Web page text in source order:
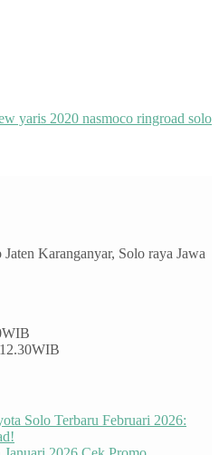
Karanganyar, Solo raya Jawa
Solo Terbaru Februari 2026: